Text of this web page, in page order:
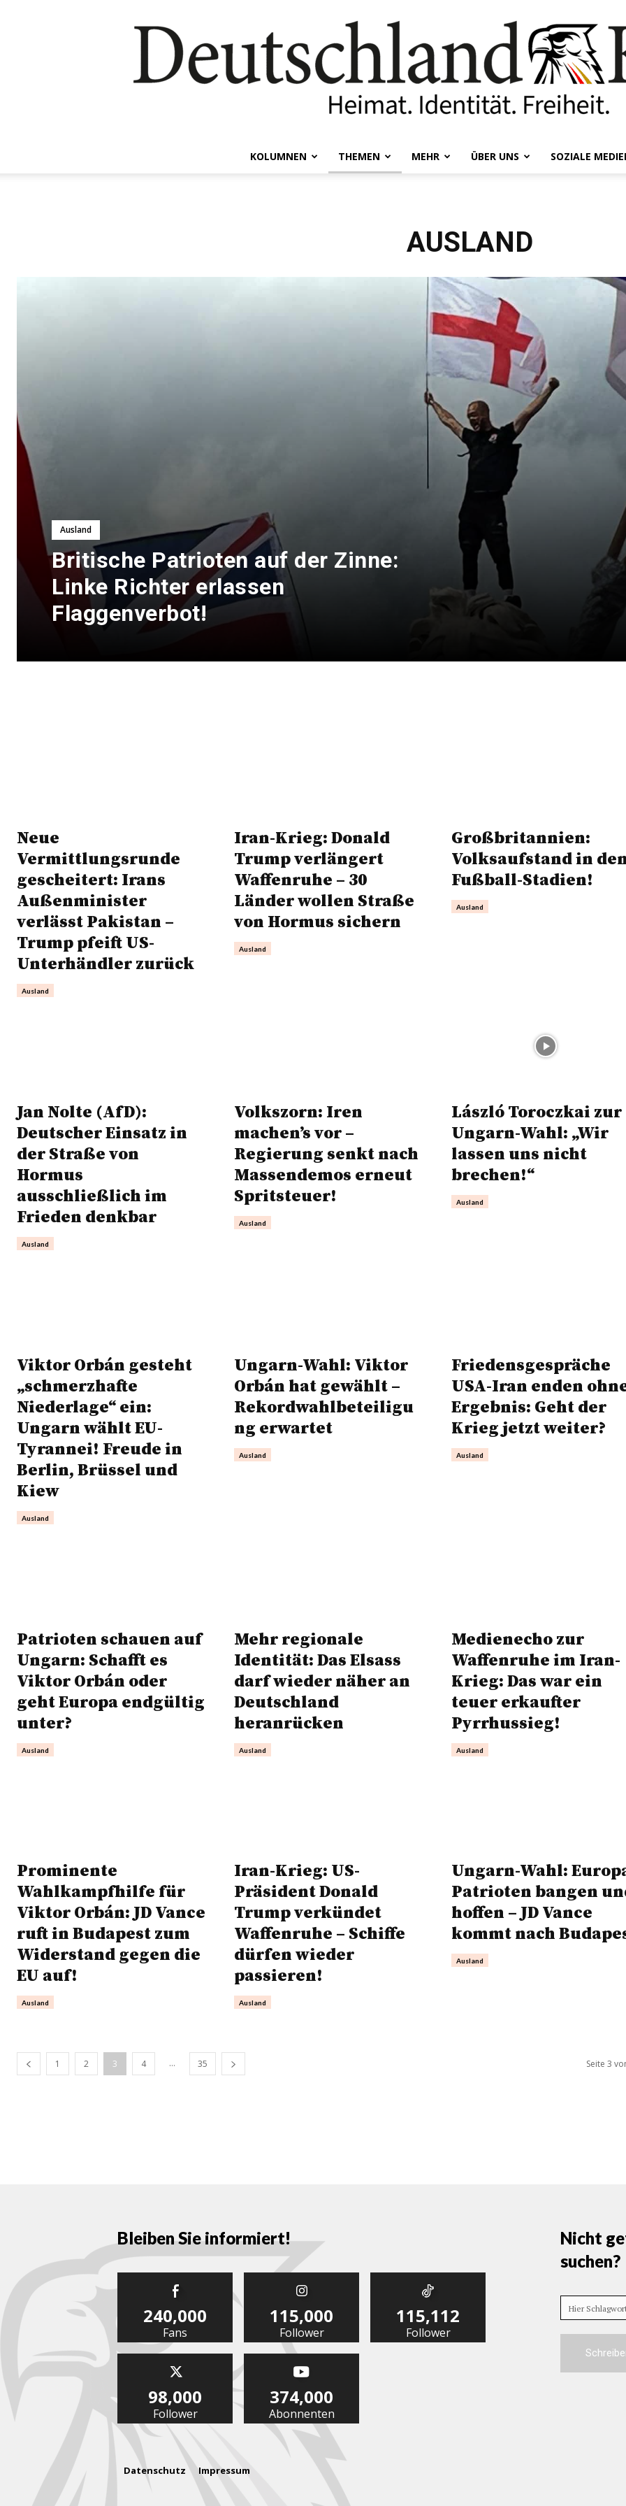
Kurier
KOLUMNEN THEMEN MEHR ÜBER UNS SOZIALE
AUSLAND
Ausland
Britische Patrioten auf der Zinne:
Linke Richter erlassen
Flaggenverbot!
Neue
Vermittlungsrunde
gescheitert: Irans
Außenminister
verlässt Pakistan –
Trump pfeift US-
Unterhändler zurück
Ausland
Iran-Krieg: Donald
Trump verlängert
Waffenruhe – 30
Länder wollen Straße
von Hormus sichern
Ausland
Großbritannien:
Volksaufstand in
Fußball-Stadien!
Ausland
Jan Nolte (AfD):
Deutscher Einsatz in
der Straße von
Hormus
ausschließlich im
Frieden denkbar
Ausland
Volkszorn: Iren
machen’s vor –
Regierung senkt nach
Massendemos erneut
Spritsteuer!
Ausland
László Toroczkai zur
Ungarn-Wahl: „Wir
lassen uns nicht
brechen!“
Ausland
Viktor Orbán gesteht
„schmerzhafte
Niederlage“ ein:
Ungarn wählt EU-
Tyrannei! Freude in
Berlin, Brüssel und
Kiew
Ausland
Ungarn-Wahl: Viktor
Orbán hat gewählt –
Rekordwahlbeteiligu
ng erwartet
Ausland
Friedensgespräche
USA-Iran enden
Ergebnis: Geht der
Krieg jetzt weiter?
Ausland
Patrioten schauen auf
Ungarn: Schafft es
Viktor Orbán oder
geht Europa endgültig
unter?
Ausland
Mehr regionale
Identität: Das Elsass
darf wieder näher an
Deutschland
heranrücken
Ausland
Medienecho zur
Waffenruhe im Iran-
Krieg: Das war ein
teuer erkaufter
Pyrrhussieg!
Ausland
Prominente
Wahlkampfhilfe für
Viktor Orbán: JD Vance
ruft in Budapest zum
Widerstand gegen die
EU auf!
Ausland
Iran-Krieg: US-
Präsident Donald
Trump verkündet
Waffenruhe – Schiffe
dürfen wieder
passieren!
Ausland
Ungarn-Wahl:
Patrioten bangen
hoffen – JD Vance
kommt nach
Ausland
1 2 3 4 ... 35 Seite 3
Bleiben Sie informiert!
240,000
Fans
115,000
Follower
115,112
Follower
98,000
Follower
374,000
Abonnenten
Nicht
suchen?
Hier
Datenschutz Impressum